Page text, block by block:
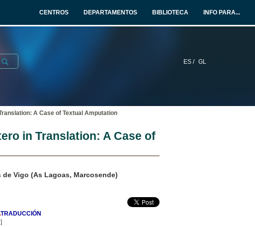
CENTROS DEPARTAMENTOS BIBLIOTECA INFO PARA...
ES / GL
Submit
A Case of Textual Amputation
in Translation: A Case of
Vigo (As Lagoas, Marcosende)
TRADUCCIÓN
]